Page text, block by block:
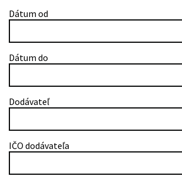
Dátum od
Dátum do
Dodávateľ
IČO dodávateľa